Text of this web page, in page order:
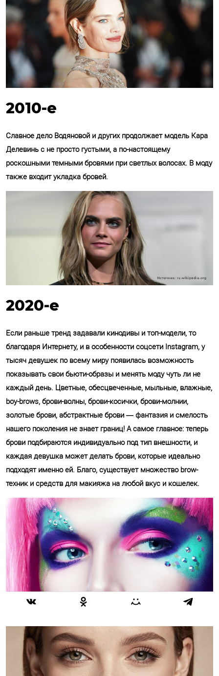
2010-е
Славное дело Водяновой и других продолжает модель Кара
Делевинь с не просто густыми, а по-настоящему
роскошными темными бровями при светлых волосах. В моду
также входит укладка бровей.
2020-е
Если раньше тренд задавали кинодивы и топ-модели, то
благодаря Интернету, и в особенности соцсети Instagram, у
тысяч девушек по всему миру появилась возможность
показывать свои бьюти-образы и менять моду чуть ли не
каждый день. Цветные, обесцвеченные, мыльные, влажные,
boy-brows, брови-волны, брови-косички, брови-молнии,
золотые брови, абстрактные брови — фантазия и смелость
нашего поколения не знает границ! А самое главное: теперь
брови подбираются индивидуально под тип внешности, и
каждая девушка может делать брови, которые идеально
подходят именно ей. Благо, существует множество brow-
техник и средств для макияжа на любой вкус и кошелек.